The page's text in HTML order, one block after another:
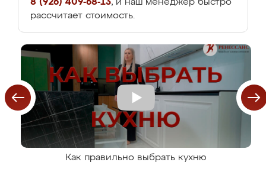
8 (926) 409-68-13, и наш менеджер быстро
рассчитает стоимость.
Как правильно выбрать кухню